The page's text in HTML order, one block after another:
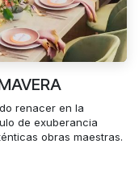
renacer en la
de exuberancia
obras maestras.